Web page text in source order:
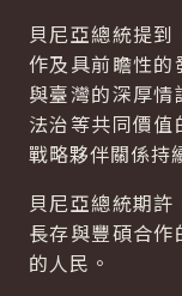
貝尼亞總統提
作及具前瞻性的
與臺灣的深厚
法治等共同價
戰略夥伴關係持
貝尼亞總統期
長存與豐碩合
的人民。